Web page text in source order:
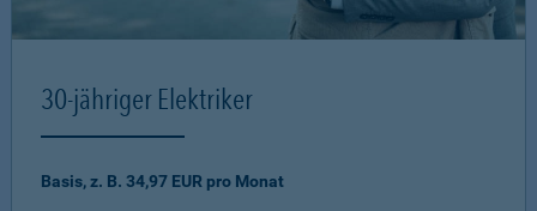
30-jähriger Elektriker
Basis, z. B. 34,97 EUR pro Monat